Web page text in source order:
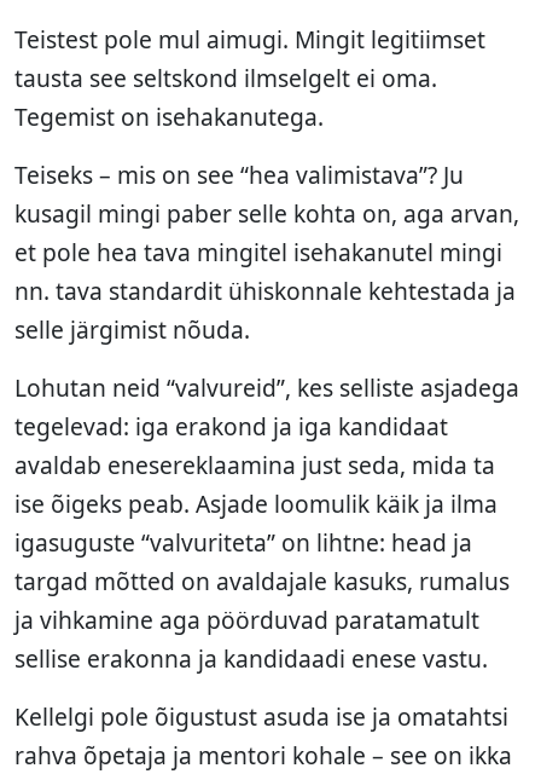
Teistest pole mul aimugi. Mingit legitiimset
tausta see seltskond ilmselgelt ei oma.
Tegemist on isehakanutega.
Teiseks – mis on see “hea valimistava”? Ju
kusagil mingi paber selle kohta on, aga arvan,
et pole hea tava mingitel isehakanutel mingi
nn. tava standardit ühiskonnale kehtestada ja
selle järgimist nõuda.
Lohutan neid “valvureid”, kes selliste asjadega
tegelevad: iga erakond ja iga kandidaat
avaldab enesereklaamina just seda, mida ta
ise õigeks peab. Asjade loomulik käik ja ilma
igasuguste “valvuriteta” on lihtne: head ja
targad mõtted on avaldajale kasuks, rumalus
ja vihkamine aga pöörduvad paratamatult
sellise erakonna ja kandidaadi enese vastu.
Kellelgi pole õigustust asuda ise ja omatahtsi
rahva õpetaja ja mentori kohale – see on ikka